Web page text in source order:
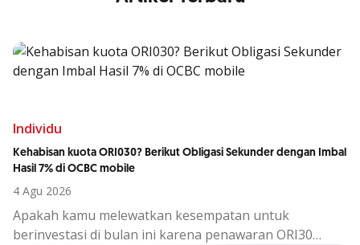
Individu
Kehabisan kuota ORI030? Berikut Obligasi Sekunder dengan Imbal
Hasil 7% di OCBC mobile
4 Agu 2026
Apakah kamu melewatkan kesempatan untuk
berinvestasi di bulan ini karena penawaran ORI30